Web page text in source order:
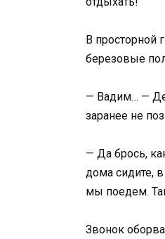
В просторной
березовые
— Вадим… —
заранее не
— Да брось,
дома сидите,
мы поедем.
Звонок